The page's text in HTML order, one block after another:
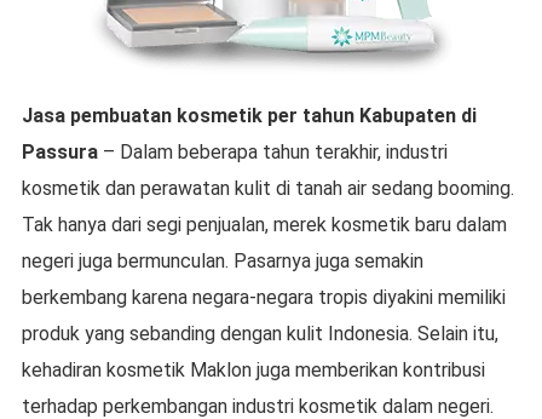
Jasa pembuatan kosmetik per tahun Kabupaten di
Passura– Dalam beberapa tahun terakhir, industri
kosmetik dan perawatan kulit di tanah air sedang booming.
Tak hanya dari segi penjualan, merek kosmetik baru dalam
negeri juga bermunculan. Pasarnya juga semakin
berkembang karena negara-negara tropis diyakini memiliki
produk yang sebanding dengan kulit Indonesia. Selain itu,
kehadiran kosmetik Maklon juga memberikan kontribusi
terhadap perkembangan industri kosmetik dalam negeri.